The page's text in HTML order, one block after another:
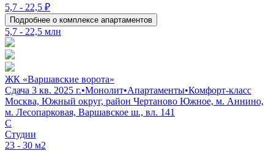
5,7 - 22,5 ₽
Подробнее о комплексе апартаментов
5,7 - 22,5 млн
ЖК «Варшавские ворота»
Сдача 3 кв. 2025 г.•Монолит•Апартаменты•Комфорт-класс
Москва, Южный округ, район Чертаново Южное, м. Аннино,
м. Лесопарковая, Варшавское ш., вл. 141
C
Студии
23 - 30 м2